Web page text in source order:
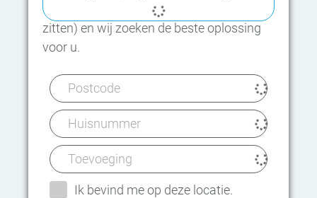
Of, vertel ons waar uw bedrijf zit (of gaat
zitten) en wij zoeken de beste oplossing
voor u.
Ik bevind me op deze locatie.